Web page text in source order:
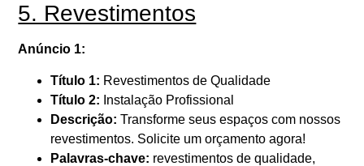
5. Revestimentos
Anúncio 1:
Título 1: Revestimentos de Qualidade
Título 2: Instalação Profissional
Descrição: Transforme seus espaços com nossos
revestimentos. Solicite um orçamento agora!
Palavras-chave: revestimentos de qualidade,